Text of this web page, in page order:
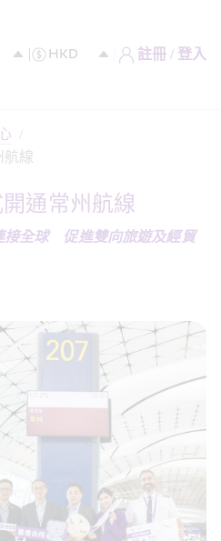
註冊 / 登入
/
航線
通常州航線
全球　促進雙向旅遊及經貿